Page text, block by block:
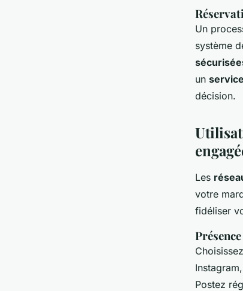
Un
système
un
décision.
Les
votre
fidéliser
Postez